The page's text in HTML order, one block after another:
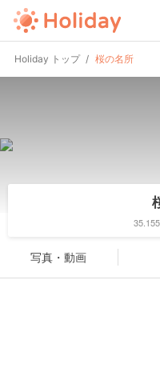
Holiday トップ 桜の名所
写真・動画